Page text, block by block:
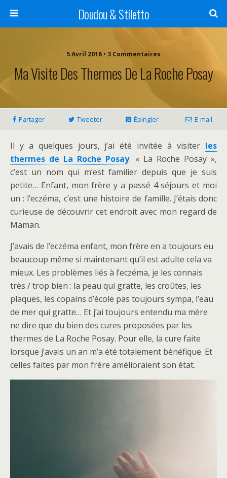
Doudou & Stiletto
5 Avril 2016 • 3 Commentaires
Ma Visite Des Thermes De La Roche Posay
Partager Tweeter Épingler E-mail
Il y a quelques jours, j’ai été invitée à visiter les
thermes de La Roche Posay. « La Roche Posay »,
c’est un nom qui m’est familier depuis que je suis
petite… Enfant, mon frère y a passé 4 séjours et moi
un : l’eczéma, c’est une histoire de famille. J’étais donc
curieuse de découvrir cet endroit avec mon regard de
Maman.
J’avais de l’eczéma enfant, mon frère en a toujours eu
beaucoup même si maintenant qu’il est adulte cela va
mieux. Les problèmes liés à l’eczéma, je les connais
très / trop bien : la peau qui gratte, les croûtes, les
plaques, les copains d’école pas toujours sympa, l’eau
de mer qui gratte… Et j’ai toujours entendu ma mère
ne dire que du bien des cures proposées par les
thermes de La Roche Posay. Pour elle, la cure faite
lorsque j’avais un an m’a été totalement bénéfique. Et
celles faites par mon frère amélioraient son état.